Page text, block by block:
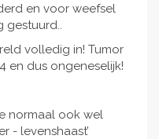
en voor weefsel
gestuurd..
volledig in! Tumor
en dus ongeneselijk!
normaal ook wel
- levenshaast’